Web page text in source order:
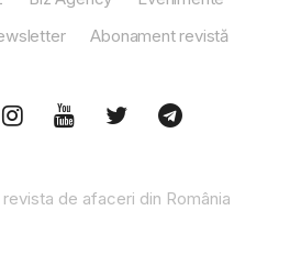
Abonament revistă
de afaceri din România